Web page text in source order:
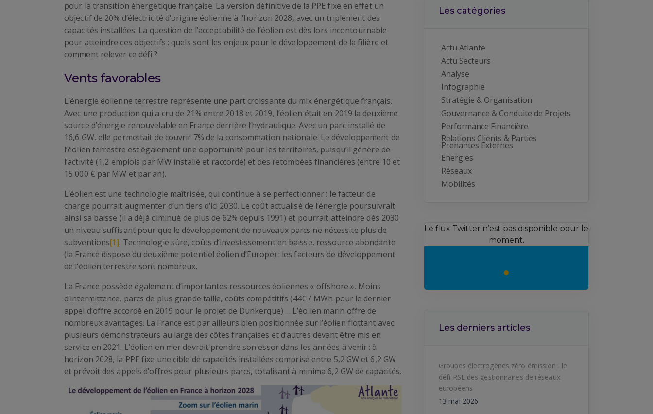
pour la transition énergétique française. La version définitive de la PPE fixe en effet un
objectif de 20% d’électricité d’origine éolienne à l’horizon 2028, avec un triplement des
capacités installées. La question de l’acceptabilité de l’éolien est dès lors incontournable
pour atteindre ces objectifs : quels sont les enjeux pour le développement de la filière et
comment relever ce défi ?
Vents favorables
L’énergie éolienne terrestre représente une part croissante du mix énergétique français.
Avec une production qui a cru de 21% entre 2018 et 2019, l’éolien était en 2019 la deuxième
source d’énergie renouvelable en France derrière l’hydraulique. Avec un parc installé de
16,6 GW, elle permettait de couvrir 7% de la consommation nationale. Le développement de
l’éolien terrestre est également une opportunité pour les territoires, puisqu’il génère de
l’activité (1,2 emplois par MW installé et raccordé) et des retombées financières (entre 10 et
15 000 € par MW et par an).
L’éolien est une technologie maîtrisée, qui continue à se perfectionner : le facteur de
charge pourrait augmenter d’un tiers d’ici 2030. Le coût actualisé de l’énergie poursuivrait
ainsi sa baisse (il a déjà diminué de plus de 62% depuis 1991) et pourrait atteindre dès 2030
un niveau suffisant pour que le développement de nouveaux parcs ne nécessite plus de
subventions[1]. Technologie sûre, coûts d’investissement en baisse, ressource abondante
(la France dispose du deuxième potentiel éolien d’Europe) : les facteurs de développement
de l’éolien terrestre sont nombreux.
La France possède également d’importantes ressources éoliennes « offshore ». Moins
d’intermittence, parcs de plus grande taille, coûts compétitifs (44€ / MWh pour le dernier
appel d’offre accordé en 2019 pour le projet de Dunkerque) … L’éolien marin offre de
nombreux avantages. La France est par ailleurs bien positionnée sur l’éolien flottant avec
plusieurs démonstrateurs au large des côtes françaises et d’autres devant être mis en
service en 2021. L’éolien en mer devrait prendre son essor dans les années à venir : à
horizon 2028, la PPE fixe une cible de capacités installées comprise entre 5,2 GW et 6,2 GW
et prévoit des appels d’offres pour plusieurs parcs, totalisant à minima 6,2 GW de capacités.
Les catégories
Actu Atlante
Actu Secteurs
Analyse
Infographie
Stratégie & Organisation
Gouvernance & Conduite de Projets
Performance Financière
Relations Clients & Parties
Prenantes Externes
Energies
Réseaux
Mobilités
Le flux Twitter n’est pas disponible pour le
moment.
Les derniers articles
Groupes électrogènes zéro émission : le
défi RSE des gestionnaires de réseaux
européens
13 mai 2026